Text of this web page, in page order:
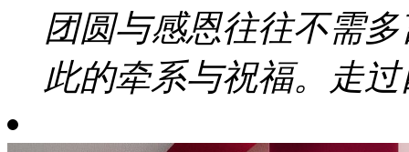
团圆与感恩往往不需
此的牵系与祝福。走